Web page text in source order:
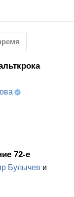
72-е
Булычев и